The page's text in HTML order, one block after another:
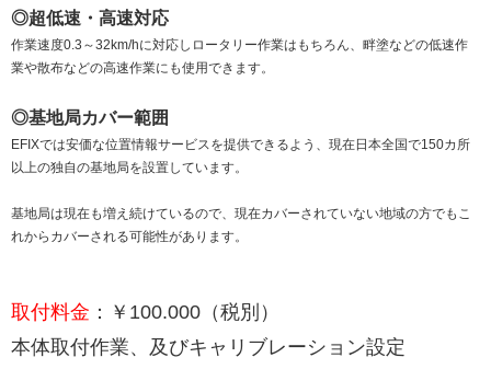
◎超低速・高速対応
作業速度0.3～32km/hに対応しロータリー作業はもちろん、畔塗などの低速作
業や散布などの高速作業にも使用できます。
◎基地局カバー範囲
EFIXでは安価な位置情報サービスを提供できるよう、現在日本全国で150カ所
以上の独自の基地局を設置しています。
基地局は現在も増え続けているので、現在カバーされていない地域の方でもこ
れからカバーされる可能性があります。
取付料金 ：￥100.000（税別）
本体取付作業、及びキャリブレーション設定